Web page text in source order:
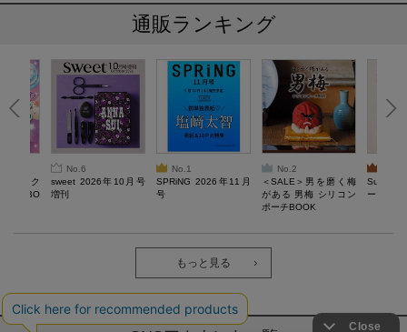
通販ランキング
るスク
ぷにBO
No.6
sweet 2026年10月号
増刊
No.1
SPRiNG 2026年11月
号
No.2
＜SALE＞男を磨く梅
がある 男梅 シリコン
ポーチBOOK
ーツチャ
もっと見る